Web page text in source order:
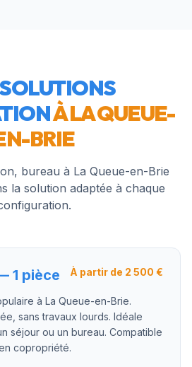
ÀLA QUEUE-
BRIE
bureau à La Queue-en-Brie
la solution adaptée à chaque
1 pièce À partir de 2 500 €
à La Queue-en-Brie.
sans travaux lourds. Idéale
séjour ou un bureau. Compatible
copropriété.